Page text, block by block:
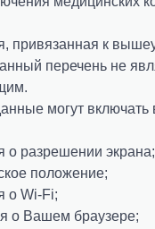
привязанная к
перечень не
могут включать
о разрешении экрана;
положение;
о Wi-Fi;
о Вашем браузере;